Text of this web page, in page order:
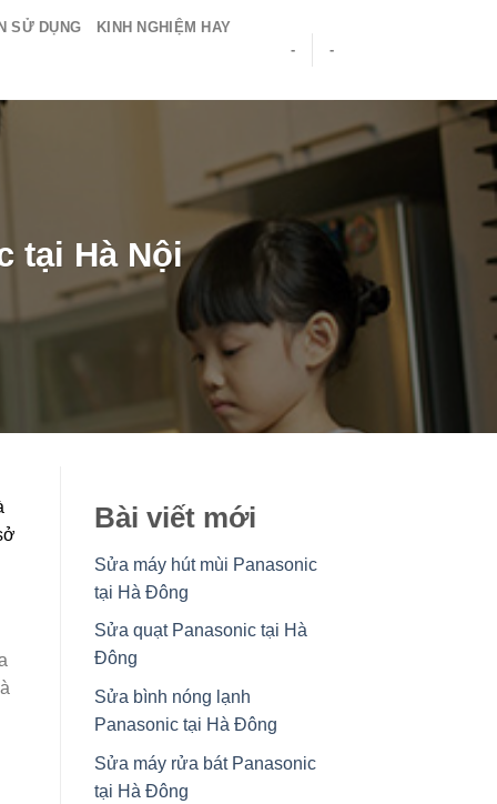
SỬ DỤNG
KINH NGHIỆM HAY
-
-
tại Hà Nội
Bài viết mới
Sửa máy hút mùi Panasonic
tại Hà Đông
Sửa quạt Panasonic tại Hà
Đông
Sửa bình nóng lạnh
Panasonic tại Hà Đông
Sửa máy rửa bát Panasonic
tại Hà Đông